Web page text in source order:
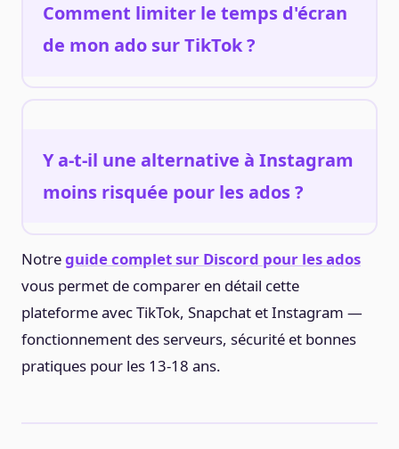
Discord Family Center permet aux parents de voir les
serveurs fréquentés sans lire les messages privés.
Comment limiter le temps d'écran
de mon ado sur TikTok ?
(iOS) et Google Family Link (Android) permettent de
limiter le temps global d'utilisation de TikTok.
Y a-t-il une alternative à Instagram
moins risquée pour les ados ?
authentique, avec une photo quotidienne spontanée
sans filtre. Pinterest est populaire chez les ados créatifs
sans les mécaniques de comparaison d'Instagram.
Discord reste l'alternative recommandée pour ceux qui
cherchent une communauté sans pression de
Notreguide complet sur Discord pour les ados
vous permet de comparer en détail cette
plateforme avec TikTok, Snapchat et Instagram —
fonctionnement des serveurs, sécurité et bonnes
pratiques pour les 13-18 ans.